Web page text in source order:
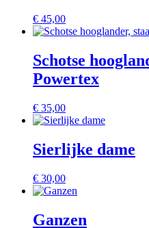
€ 45,00
Schotse
Powertex
€ 35,00
Sierlijke dame
€ 30,00
Ganzen